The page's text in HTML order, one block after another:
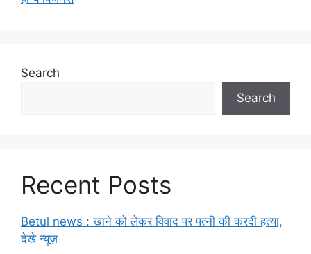
Search
Search
Recent Posts
Betul news : खाने को लेकर विवाद पर पत्नी की करदी हत्या,
देखे न्यूज़